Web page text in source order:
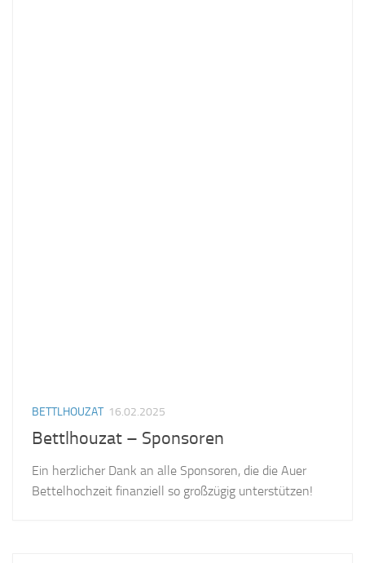
BETTLHOUZAT 16.02.2025
Bettlhouzat – Sponsoren
Ein herzlicher Dank an alle Sponsoren, die die Auer
Bettelhochzeit finanziell so großzügig unterstützen!